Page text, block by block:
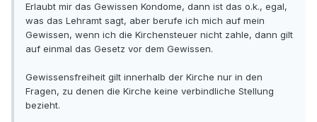
Erlaubt mir das Gewissen Kondome, dann ist das o.k., egal,
was das Lehramt sagt, aber berufe ich mich auf mein
Gewissen, wenn ich die Kirchensteuer nicht zahle, dann gilt
auf einmal das Gesetz vor dem Gewissen.
Gewissensfreiheit gilt innerhalb der Kirche nur in den
Fragen, zu denen die Kirche keine verbindliche Stellung
bezieht.